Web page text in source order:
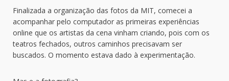
Finalizada a organização das fotos da MIT, comecei a
acompanhar pelo computador as primeiras experiências
online que os artistas da cena vinham criando, pois com os
teatros fechados, outros caminhos precisavam ser
buscados. O momento estava dado à experimentação.